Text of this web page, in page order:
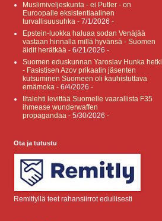
Muslimiveljeskunta - ei Putler - on
Euroopalle eksistentiaalinen
turvallisuusuhka - 7/1/2026 -
Epstein-luokka haluaa sodan Venäjää
vastaan hinnalla millä hyvänsä - Suomen
äidit herätkää - 6/21/2026 -
Suomen eduskunnan Yaroslav Hunka hetki
- Fasistisen Azov prikaatin jäsenten
kutsuminen Suomeen oli kauhistuttava
emämoka - 6/4/2026 -
Iltalehti levittää Suomelle vaarallista F35
ihmease wunderwaffen
propagandaa - 5/30/2026 -
Ota ja tutustu
Remitlyllä teet rahansiirrot edullisesti